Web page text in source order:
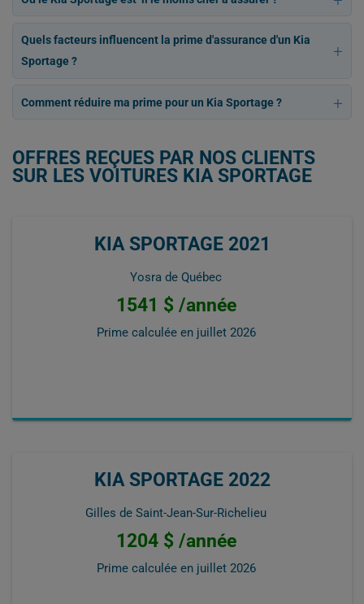
Quels facteurs influencent la prime d'assurance d'un Kia
Sportage ?
Comment réduire ma prime pour un Kia Sportage ?
OFFRES REÇUES PAR NOS CLIENTS
SUR LES VOITURES KIA SPORTAGE
KIA SPORTAGE 2021
Yosra de Québec
1541 $ /année
Prime calculée en juillet 2026
KIA SPORTAGE 2022
Gilles de Saint-Jean-Sur-Richelieu
1204 $ /année
Prime calculée en juillet 2026